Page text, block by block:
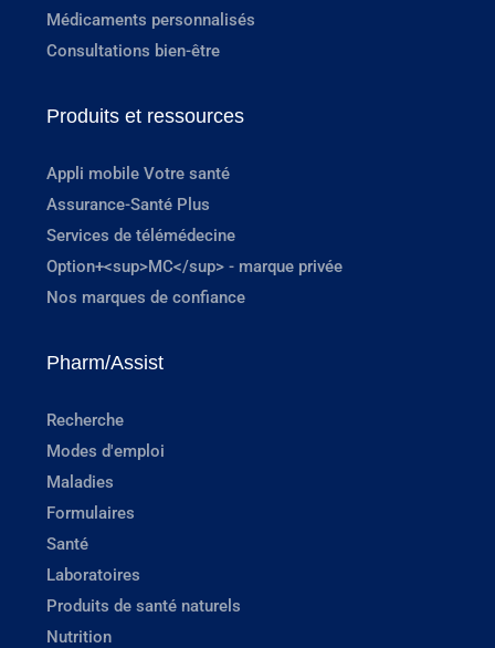
Médicaments personnalisés
Consultations bien-être
Produits et ressources
Appli mobile Votre santé
Assurance-Santé Plus
Services de télémédecine
Option+<sup>MC</sup> - marque privée
Nos marques de confiance
Pharm/Assist
Recherche
Modes d'emploi
Maladies
Formulaires
Santé
Laboratoires
Produits de santé naturels
Nutrition